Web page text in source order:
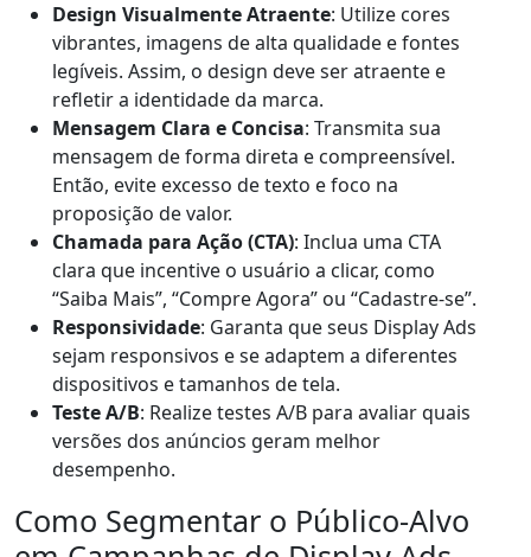
Design Visualmente Atraente: Utilize cores
vibrantes, imagens de alta qualidade e fontes
legíveis. Assim, o design deve ser atraente e
refletir a identidade da marca.
Mensagem Clara e Concisa: Transmita sua
mensagem de forma direta e compreensível.
Então, evite excesso de texto e foco na
proposição de valor.
Chamada para Ação (CTA): Inclua uma CTA
clara que incentive o usuário a clicar, como
“Saiba Mais”, “Compre Agora” ou “Cadastre-se”.
Responsividade: Garanta que seus Display Ads
sejam responsivos e se adaptem a diferentes
dispositivos e tamanhos de tela.
Teste A/B: Realize testes A/B para avaliar quais
versões dos anúncios geram melhor
desempenho.
Como Segmentar o Público-Alvo